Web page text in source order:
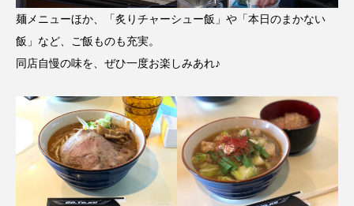
麺メニューほか、「炙りチャーシュー飯」や「本日のまかない
飯」など、ご飯ものも充実。
同店自慢の味を、ぜひ一度お楽しみあれ♪